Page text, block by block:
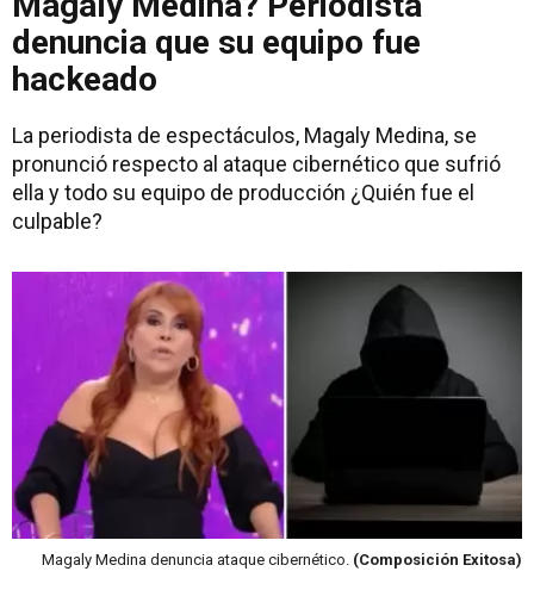
denuncia que su equipo fue
hackeado
La periodista de espectáculos, Magaly Medina, se
pronunció respecto al ataque cibernético que sufrió
ella y todo su equipo de producción ¿Quién fue el
culpable?
Magaly Medina denuncia ataque cibernético. (Composición Exitosa)